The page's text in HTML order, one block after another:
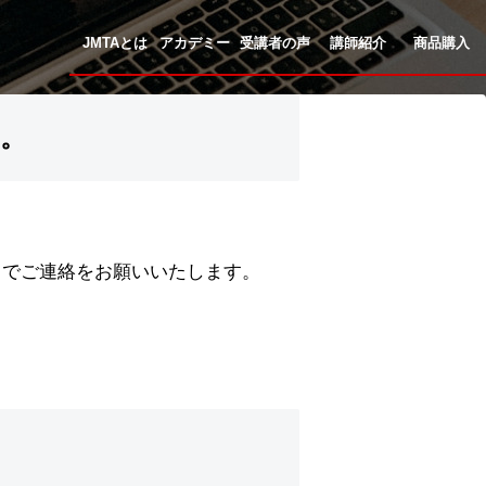
JMTAとは アカデミー 受講者の声 講師紹介 商品購入
ご連絡をお願いいたします。